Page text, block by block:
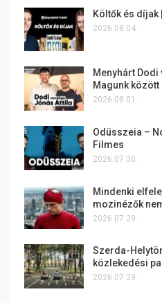
Költők és díjak
2026.08.04.
Menyhárt Dodi
Magunk között
2026.08.01.
Odüsszeia –
Filmes
2026.07.30.
Mindenki
mozinézők
2026.07.29.
Szerda-
közlekedési
2026.07.29.